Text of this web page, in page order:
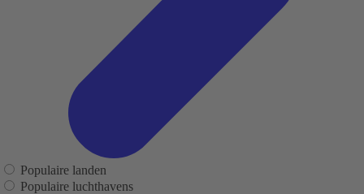
Populaire landen
Populaire luchthavens